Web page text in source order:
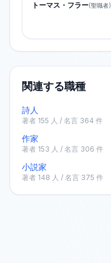
トーマス・フラー(聖職者)
関連する職種
詩人
著者 155 人 / 名言 364 件
作家
著者 153 人 / 名言 306 件
小説家
著者 148 人 / 名言 375 件